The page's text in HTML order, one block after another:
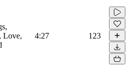
Love,
4:27 123